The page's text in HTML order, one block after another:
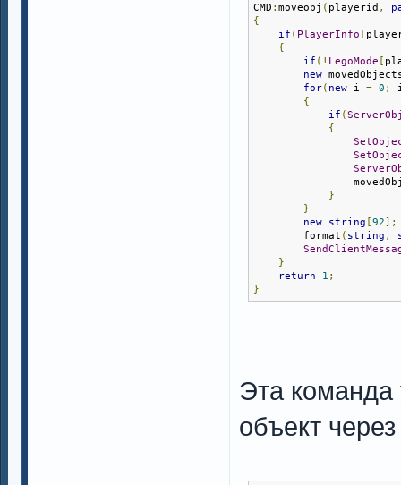
CMD : moveobj ( playerid ,
{
if ( PlayerInfo [
{
if (! LegoMode [
new
for( new i = 0 ;
{
if (
{
}
}
new
string [92];
format ( string ,
}
return
1 ;
}
Эта команда
объект